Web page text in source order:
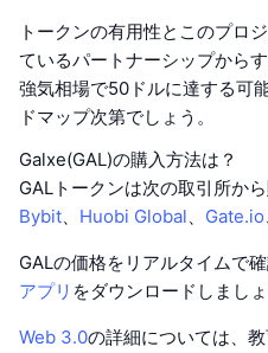
トークンの有用性とこのプロ
ているパートナーシップから
強気相場で50ドルに達する可
ドマップ次第でしょう。
Galxe(GAL)の購入方法は？
GALトークンは次の取引所か
Bybit、 Huobi Global、 Gate.io
GALの価格をリアルタイムで
アプリ をダウンロードしましょ
Web 3.0の詳細については、